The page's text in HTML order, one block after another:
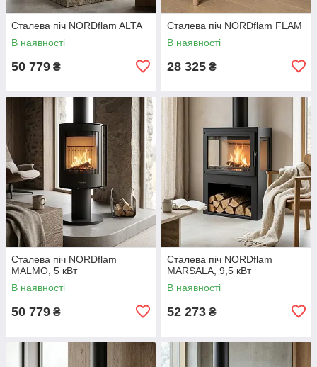
Сталева піч NORDflam ALTA
В наявності
50 779 ₴
Сталева піч NORDflam FLAM
В наявності
28 325 ₴
Сталева піч NORDflam
MALMO, 5 кВт
В наявності
50 779 ₴
Сталева піч NORDflam
MARSALA, 9,5 кВт
В наявності
52 273 ₴